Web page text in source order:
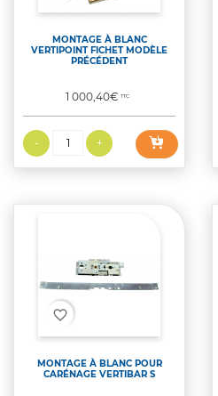
MONTAGE À BLANC
VERTIPOINT FICHET MODÈLE
PRÉCÉDENT
Prix
1 000,40€TTC
favorite_border
MONTAGE À BLANC POUR
CARÉNAGE VERTIBAR S